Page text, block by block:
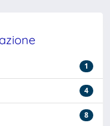
1
4
8